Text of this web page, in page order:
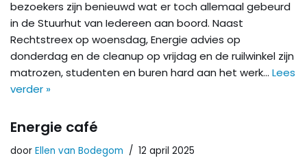
bezoekers zijn benieuwd wat er toch allemaal gebeurd
in de Stuurhut van Iedereen aan boord. Naast
Rechtstreex op woensdag, Energie advies op
donderdag en de cleanup op vrijdag en de ruilwinkel zijn
matrozen, studenten en buren hard aan het werk… Lees
verder »
Energie café
door Ellen van Bodegom 12 april 2025